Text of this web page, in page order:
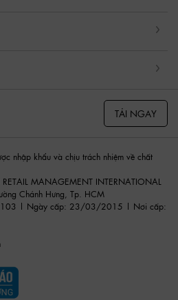
TẢI NGAY
nhập khẩu và chịu trách nhiệm về chất
MANAGEMENT INTERNATIONAL
Chánh Hưng, Tp. HCM
| Ngày cấp: 23/03/2015 | Nơi cấp: